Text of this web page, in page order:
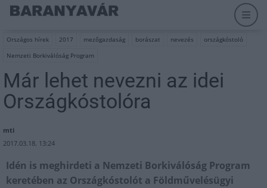
Országos hírek 2017 mezőgazdaság borászat nevezés
országkóstoló
Nemzeti Borkiválóság Program
Már lehet nevezni az idei
Országkóstolóra
mti
2017.03.18. 13:24
Idén is meghirdeti a Nemzeti Borkiválóság Program
keretében az Országkóstolót a Földművelésügyi